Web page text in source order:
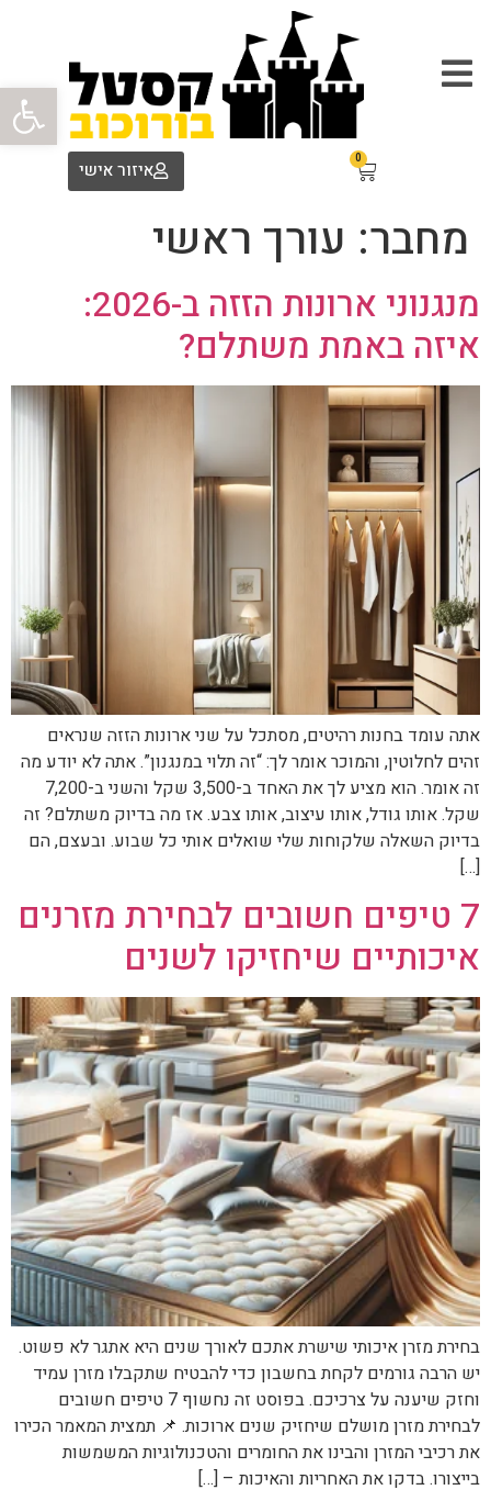
פתח
0
איזור אישי
מחבר: עורך ראשי
מנגנוני ארונות הזזה ב-2026:
איזה באמת משתלם?
אתה עומד בחנות רהיטים, מסתכל על שני ארונות הזזה שנראים
זהים לחלוטין, והמוכר אומר לך: “זה תלוי במנגנון”. אתה לא יודע מה
זה אומר. הוא מציע לך את האחד ב-3,500 שקל והשני ב-7,200
שקל. אותו גודל, אותו עיצוב, אותו צבע. אז מה בדיוק משתלם? זה
בדיוק השאלה שלקוחות שלי שואלים אותי כל שבוע. ובעצם, הם
[…]
7 טיפים חשובים לבחירת מזרנים
איכותיים שיחזיקו לשנים
בחירת מזרן איכותי שישרת אתכם לאורך שנים היא אתגר לא פשוט.
יש הרבה גורמים לקחת בחשבון כדי להבטיח שתקבלו מזרן עמיד
וחזק שיענה על צרכיכם. בפוסט זה נחשוף 7 טיפים חשובים
לבחירת מזרן מושלם שיחזיק שנים ארוכות. 📌 תמצית המאמר הכירו
את רכיבי המזרן והבינו את החומרים והטכנולוגיות המשמשות
בייצורו. בדקו את האחריות והאיכות – […]